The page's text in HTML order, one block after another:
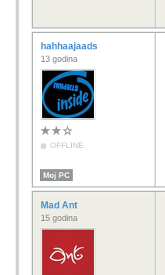
hahhaajaads
13 godina
OFFLINE
Moj PC
Mad Ant
15 godina